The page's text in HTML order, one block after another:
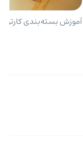
آموزش بسته‌بندی